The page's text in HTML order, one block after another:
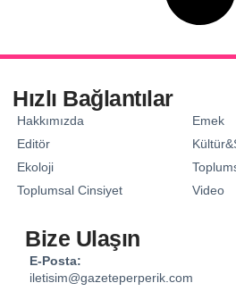
Hızlı Bağlantılar
Hakkımızda
Editör
Ekoloji
Toplumsal Cinsiyet
Emek
Video
Bize Ulaşın
E-Posta:
iletisim@gazeteperperik.com